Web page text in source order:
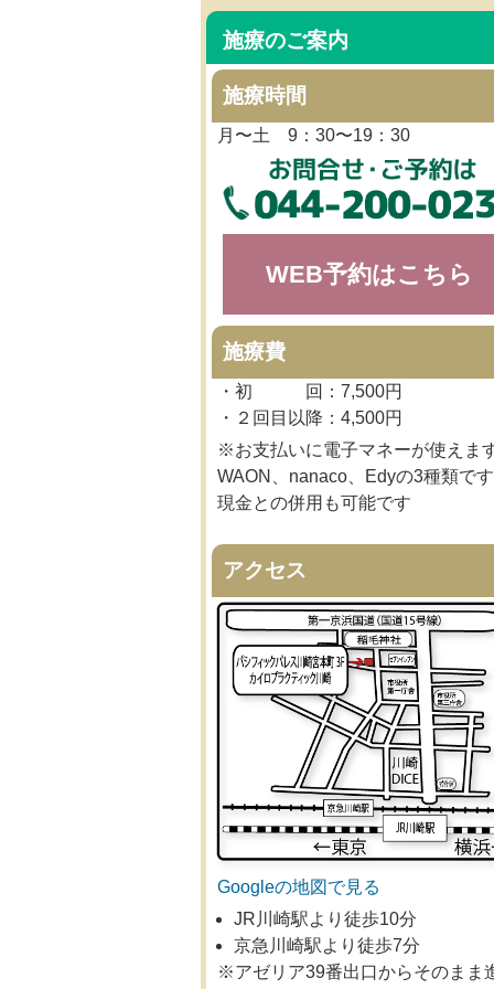
施療のご案内
施療時間
月〜土 9：30〜19：30
WEB予約はこちら
施療費
・初 回：7,500円
・２回目以降：4,500円
※お支払いに電子マネーが使えま
WAON、nanaco、Edyの3種類です
現金との併用も可能です
アクセス
Googleの地図で見る
JR川崎駅より徒歩10分
京急川崎駅より徒歩7分
※アゼリア39番出口からそのまま